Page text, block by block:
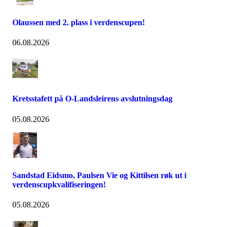
Olaussen med 2. plass i verdenscupen!
06.08.2026
Kretsstafett på O-Landsleirens avslutningsdag
05.08.2026
Sandstad Eidsmo, Paulsen Vie og Kittilsen røk ut i
verdenscupkvalifiseringen!
05.08.2026